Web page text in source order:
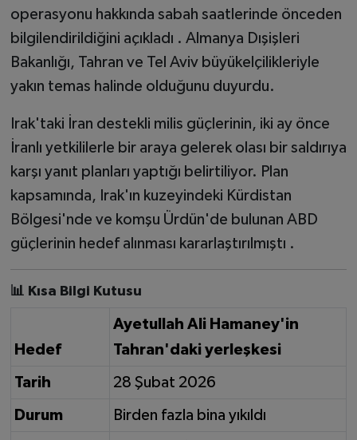
operasyonu hakkında sabah saatlerinde önceden
bilgilendirildiğini açıkladı . Almanya Dışişleri
Bakanlığı, Tahran ve Tel Aviv büyükelçilikleriyle
yakın temas halinde olduğunu duyurdu.
Irak'taki İran destekli milis güçlerinin, iki ay önce
İranlı yetkililerle bir araya gelerek olası bir saldırıya
karşı yanıt planları yaptığı belirtiliyor. Plan
kapsamında, Irak'ın kuzeyindeki Kürdistan
Bölgesi'nde ve komşu Ürdün'de bulunan ABD
güçlerinin hedef alınması kararlaştırılmıştı .
📊 Kısa Bilgi Kutusu
Hedef
Ayetullah Ali Hamaney'in
Tahran'daki yerleşkesi
Tarih 28 Şubat 2026
Durum Birden fazla bina yıkıldı